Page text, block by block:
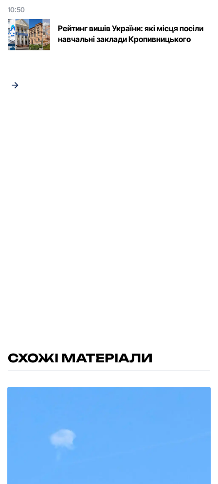
10:50
Рейтинг вишів України: які місця посіли
навчальні заклади Кропивницького
СХОЖІ МАТЕРІАЛИ